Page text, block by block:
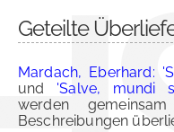
Geteilte
Mardach, Eberhard:
und 'Salve, mundi
werden
Beschreibungen